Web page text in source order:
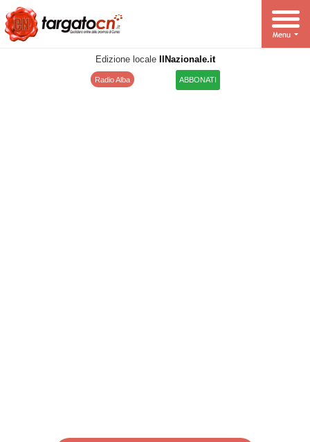
Edizione locale IlNazionale.it
Radio Alba ABBONATI